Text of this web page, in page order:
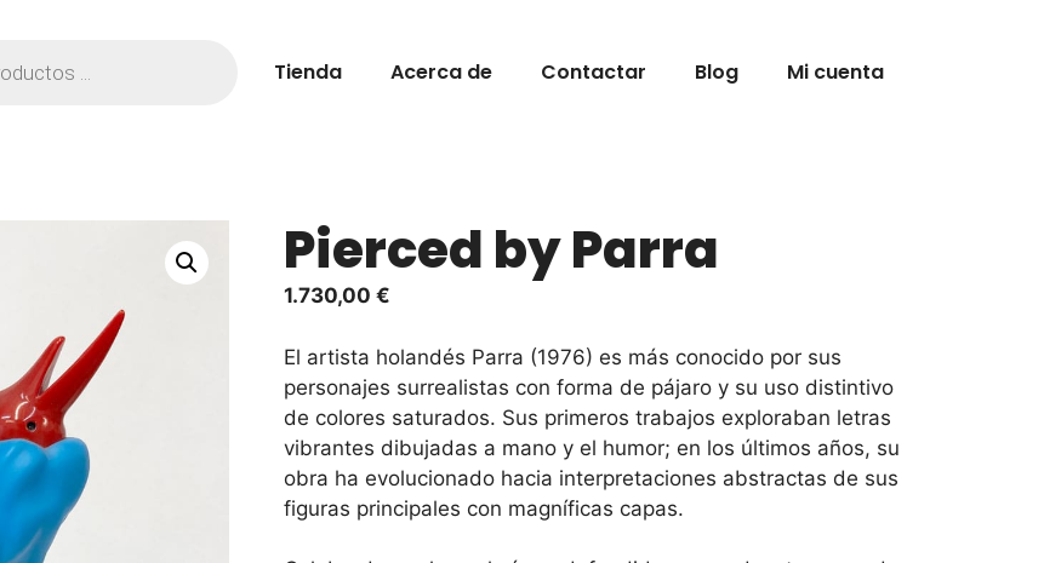
Tienda Acerca de Contactar Blog Mi cuenta
Pierced by Parra
1.730,00 €
El artista holandés Parra (1976) es más conocido por sus
personajes surrealistas con forma de pájaro y su uso distintivo
de colores saturados. Sus primeros trabajos exploraban letras
vibrantes dibujadas a mano y el humor; en los últimos años, su
obra ha evolucionado hacia interpretaciones abstractas de sus
figuras principales con magníficas capas.